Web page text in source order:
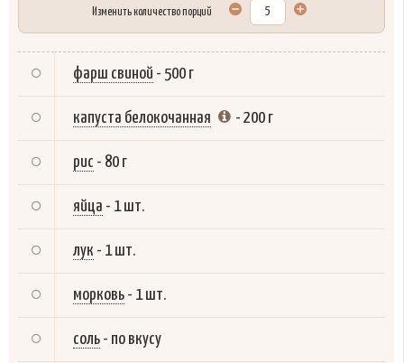
Изменить количество порций
фарш свиной - 500 г
капуста белокочанная - 200 г
рис - 80 г
яйца - 1 шт.
лук - 1 шт.
морковь - 1 шт.
соль - по вкусу